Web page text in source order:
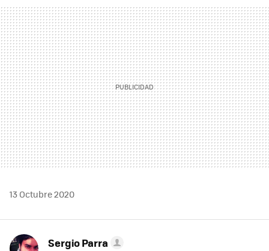
MAIL
13 Octubre 2020
Sergio Parra